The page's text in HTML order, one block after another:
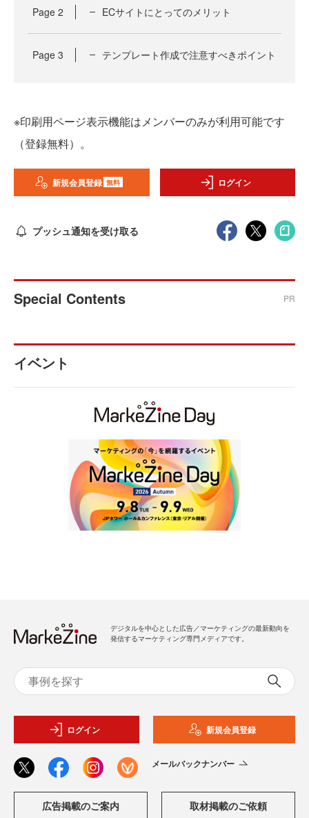
Page 2 ECサイトにとってのメリット
Page 3 テンプレート作成で注意すべきポイント
※印刷用ページ表示機能はメンバーのみが利用可能です
（登録無料）。
新規会員登録 無料 ログイン
プッシュ通知を受け取る
Special Contents PR
イベント
デジタルを中心とした広告／マーケティングの最新動向を
発信するマーケティング専門メディアです。
ログイン 新規会員登録
メールバックナンバー
広告掲載のご案内 取材掲載のご依頼